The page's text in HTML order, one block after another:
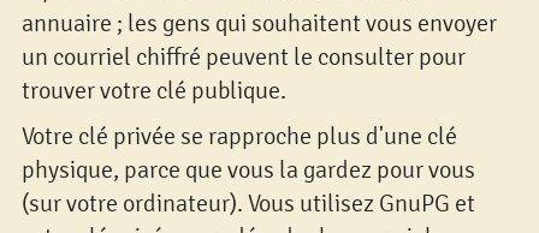
annuaire ; les gens qui souhaitent vous envoyer
un courriel chiffré peuvent le consulter pour
trouver votre clé publique.
Votre clé privée se rapproche plus d'une clé
physique, parce que vous la gardez pour vous
(sur votre ordinateur). Vous utilisez GnuPG et